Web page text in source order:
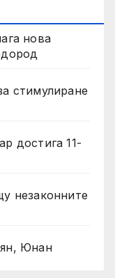
нова
стимулиране
достига 11-
незаконните
Юнан